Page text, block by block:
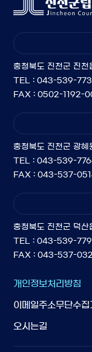
충청북도 진천군 진
TEL : 043-539-
FAX : 0502-1192-
충청북도 진천군 광
TEL : 043-539-
FAX : 043-537-
충청북도 진천군 덕
TEL : 043-539-
FAX : 043-537-
개인정보처리방침
이메일주소무단수집
오시는길